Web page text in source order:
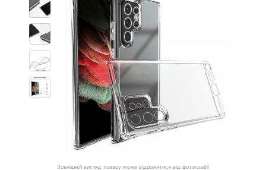
Зовнішній вигляд товару може відрізнятися від фотографії